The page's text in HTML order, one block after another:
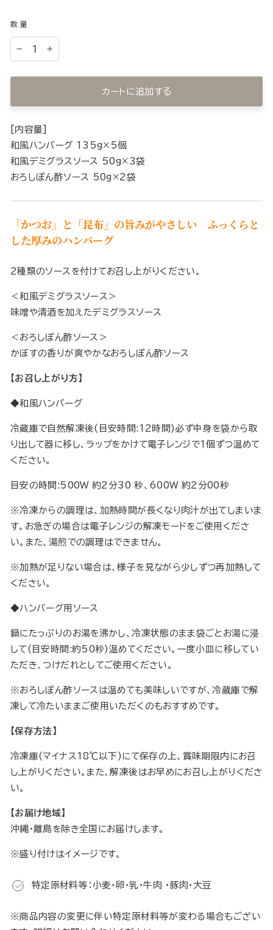
数量
カートに追加する
[内容量]
和風ハンバーグ 135g×5個
和風デミグラスソース 50g×3袋
おろしぽん酢ソース 50g×2袋
「かつお」と「昆布」の旨みがやさしい ふっくらと
した厚みのハンバーグ
2種類のソースを付けてお召し上がりください。
＜和風デミグラスソース＞
味噌や清酒を加えたデミグラスソース
＜おろしぽん酢ソース＞
かぼすの香りが爽やかなおろしぽん酢ソース
【お召し上がり方】
◆和風ハンバーグ
冷蔵庫で自然解凍後(目安時間:12時間)必ず中身を袋から取
り出して器に移し、ラップをかけて電子レンジで1個ずつ温めて
ください。
目安の時間:500W 約2分30 秒、600W 約2分00秒
※冷凍からの調理は、加熱時間が長くなり肉汁が出てしまいま
す。お急ぎの場合は電子レンジの解凍モードをご使用くださ
い。また、湯煎での調理はできません。
※加熱が足りない場合は、様子を見ながら少しずつ再加熱して
ください。
◆ハンバーグ用ソース
鍋にたっぷりのお湯を沸かし、冷凍状態のまま袋ごとお湯に浸
して(目安時間:約50秒)温めてください。一度小皿に移してい
ただき、つけだれとしてご使用ください。
※おろしぽん酢ソースは温めても美味しいですが、冷蔵庫で解
凍して冷たいままご使用いただくのもおすすめです。
【保存方法】
冷凍庫(マイナス18℃以下)にて保存の上、賞味期限内にお召
し上がりください。また、解凍後はお早めにお召し上がりくださ
い。
【お届け地域】
沖縄・離島を除き全国にお届けします。
※盛り付けはイメージです。
特定原材料等：小麦・卵・乳・牛肉 ・豚肉・大豆
※商品内容の変更に伴い特定原材料等が変わる場合もござい